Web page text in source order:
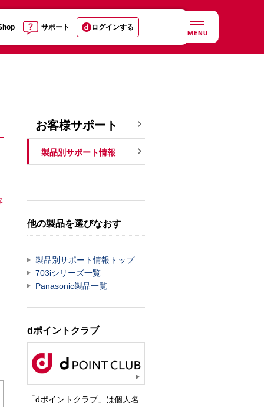
サポート ログインする
MENU
お客様サポート
製品別サポート情報
他の製品を選びなおす
製品別サポート情報トップ
703iシリーズ一覧
Panasonic製品一覧
dポイントクラブ
「dポイントクラブ」は個人名